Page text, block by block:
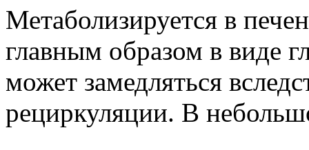
Метаболизируется в
главным образом в виде
может замедляться
рециркуляции. В